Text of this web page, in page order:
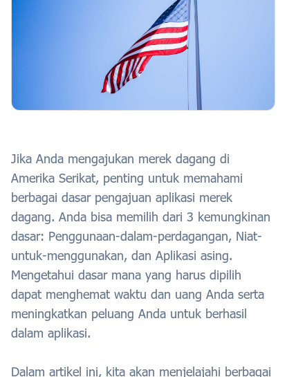
Jika Anda mengajukan merek dagang di
Amerika Serikat, penting untuk memahami
berbagai dasar pengajuan aplikasi merek
dagang. Anda bisa memilih dari 3 kemungkinan
dasar: Penggunaan-dalam-perdagangan, Niat-
untuk-menggunakan, dan Aplikasi asing.
Mengetahui dasar mana yang harus dipilih
dapat menghemat waktu dan uang Anda serta
meningkatkan peluang Anda untuk berhasil
dalam aplikasi.
Dalam artikel ini, kita akan menjelajahi berbagai